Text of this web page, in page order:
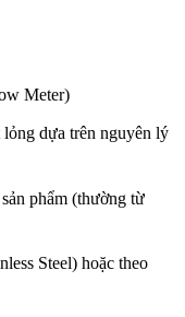
Meter)
dựa trên nguyên lý
phẩm (thường từ
Steel) hoặc theo